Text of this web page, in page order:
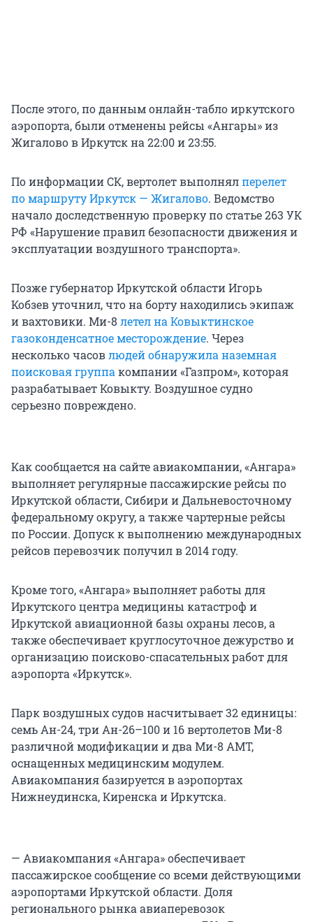
После этого, по данным онлайн-табло иркутского
аэропорта, были отменены рейсы «Ангары» из
Жигалово в Иркутск на 22:00 и 23:55.
По информации СК, вертолет выполнялперелет
по маршруту Иркутск — Жигалово. Ведомство
начало доследственную проверку по статье 263 УК
РФ «Нарушение правил безопасности движения и
эксплуатации воздушного транспорта».
Позже губернатор Иркутской области Игорь
Кобзев уточнил, что на борту находились экипаж
и вахтовики. Ми-8 летел на Ковыктинское
газоконденсатное месторождение. Через
несколько часовлюдей обнаружила наземная
поисковая группакомпании «Газпром», которая
разрабатывает Ковыкту. Воздушное судно
серьезно повреждено.
Как сообщается на сайте авиакомпании, «Ангара»
выполняет регулярные пассажирские рейсы по
Иркутской области, Сибири и Дальневосточному
федеральному округу, а также чартерные рейсы
по России. Допуск к выполнению международных
рейсов перевозчик получил в 2014 году.
Кроме того, «Ангара» выполняет работы для
Иркутского центра медицины катастроф и
Иркутской авиационной базы охраны лесов, а
также обеспечивает круглосуточное дежурство и
организацию поисково-спасательных работ для
аэропорта «Иркутск».
Парк воздушных судов насчитывает 32 единицы:
семь Ан-24, три Ан-26–100 и 16 вертолетов Ми-8
различной модификации и два Ми-8 АМТ,
оснащенных медицинским модулем.
Авиакомпания базируется в аэропортах
Нижнеудинска, Киренска и Иркутска.
— Авиакомпания «Ангара» обеспечивает
пассажирское сообщение со всеми действующими
аэропортами Иркутской области. Доля
регионального рынка авиаперевозок